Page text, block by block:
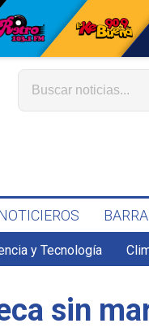
y Tecnología
sin